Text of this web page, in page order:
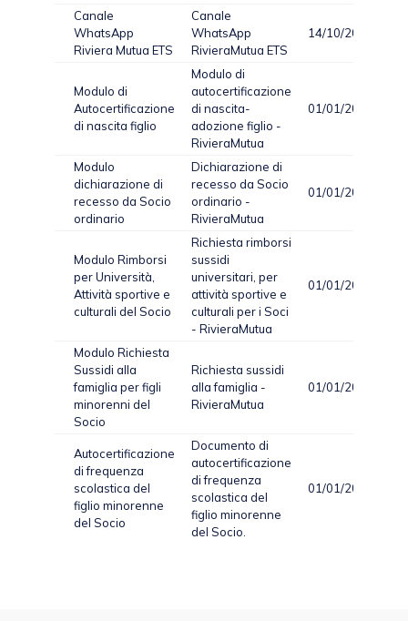
Canale
WhatsApp
Riviera Mutua ETS
Canale
WhatsApp
RivieraMutua ETS
14/10/2025
Modulo di
Autocertificazione
di nascita figlio
Modulo di
autocertificazione
di nascita-
adozione figlio -
RivieraMutua
01/01/2024
Modulo
dichiarazione di
recesso da Socio
ordinario
Dichiarazione di
recesso da Socio
ordinario -
RivieraMutua
01/01/2024
Modulo Rimborsi
per Università,
Attività sportive e
culturali del Socio
Richiesta rimborsi
sussidi
universitari, per
attività sportive e
culturali per i Soci
- RivieraMutua
01/01/2024
Modulo Richiesta
Sussidi alla
famiglia per figli
minorenni del
Socio
Richiesta sussidi
alla famiglia -
RivieraMutua
01/01/2024
Autocertificazione
di frequenza
scolastica del
figlio minorenne
del Socio
Documento di
autocertificazione
di frequenza
scolastica del
figlio minorenne
del Socio.
01/01/2024